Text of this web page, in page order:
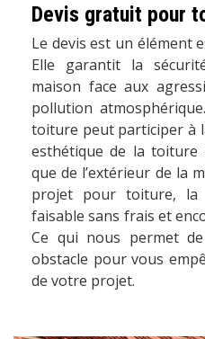
Devis gratuit pour
Le devis est un élément
Elle garantit la
maison face aux
pollution
toiture peut participer à
esthétique de la toiture
que de l’extérieur de la
projet pour toiture, la
faisable sans frais et
Ce qui nous permet
obstacle pour vous
de votre projet.